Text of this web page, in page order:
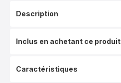
Description
Inclus en achetant ce produit
Caractéristiques